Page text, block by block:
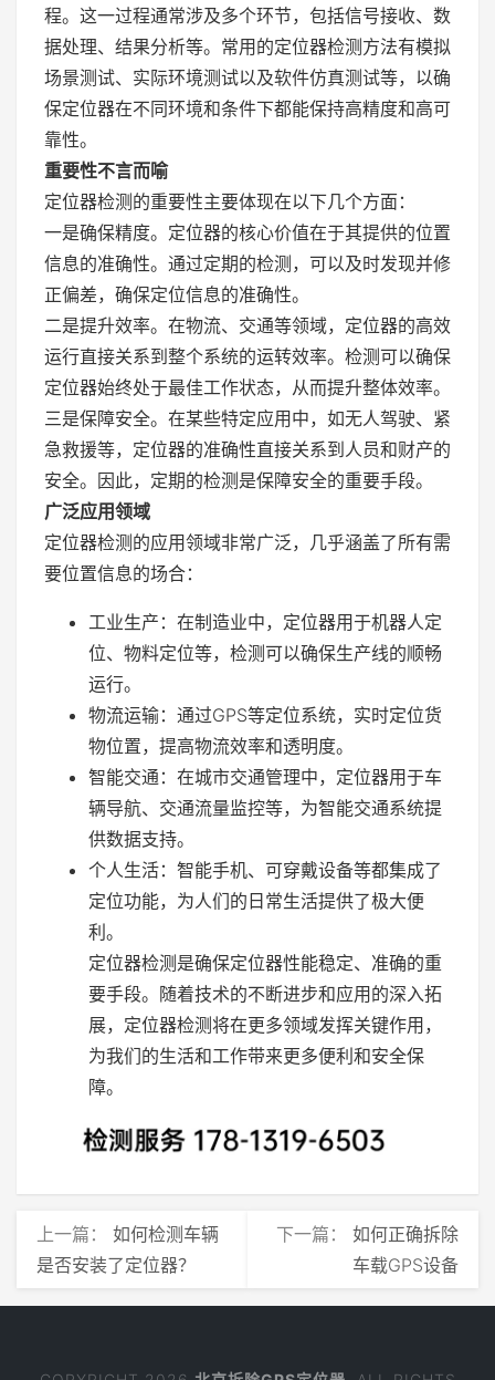
程。这一过程通常涉及多个环节，包括信号接收、数
据处理、结果分析等。常用的定位器检测方法有模拟
场景测试、实际环境测试以及软件仿真测试等，以确
保定位器在不同环境和条件下都能保持高精度和高可
靠性。
重要性不言而喻
定位器检测的重要性主要体现在以下几个方面：
一是确保精度。定位器的核心价值在于其提供的位置
信息的准确性。通过定期的检测，可以及时发现并修
正偏差，确保定位信息的准确性。
二是提升效率。在物流、交通等领域，定位器的高效
运行直接关系到整个系统的运转效率。检测可以确保
定位器始终处于最佳工作状态，从而提升整体效率。
三是保障安全。在某些特定应用中，如无人驾驶、紧
急救援等，定位器的准确性直接关系到人员和财产的
安全。因此，定期的检测是保障安全的重要手段。
广泛应用领域
定位器检测的应用领域非常广泛，几乎涵盖了所有需
要位置信息的场合：
工业生产：在制造业中，定位器用于机器人定
位、物料定位等，检测可以确保生产线的顺畅
运行。
物流运输：通过GPS等定位系统，实时定位货
物位置，提高物流效率和透明度。
智能交通：在城市交通管理中，定位器用于车
辆导航、交通流量监控等，为智能交通系统提
供数据支持。
个人生活：智能手机、可穿戴设备等都集成了
定位功能，为人们的日常生活提供了极大便
利。
定位器检测是确保定位器性能稳定、准确的重
要手段。随着技术的不断进步和应用的深入拓
展，定位器检测将在更多领域发挥关键作用，
为我们的生活和工作带来更多便利和安全保
障。
上一篇： 如何检测车辆
是否安装了定位器？
下一篇： 如何正确拆除
车载GPS设备